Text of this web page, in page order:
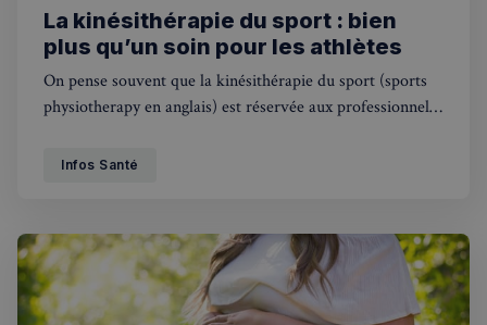
La kinésithérapie du sport : bien
plus qu’un soin pour les athlètes
On pense souvent que la kinésithérapie du sport (sports
physiotherapy en anglais) est réservée aux professionnels
triathlètes. Faux. Toute personne active, que ce soit en
Infos Santé